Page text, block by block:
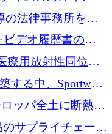
1,100 万ドルを
の法律事務所を強
ロを調達
ビデオ履歴書のた
療用放射性同位元
ために2,300万ポ
する中、Sportway
ッパ全土に断熱材
ーロを投資
サプライチェーン